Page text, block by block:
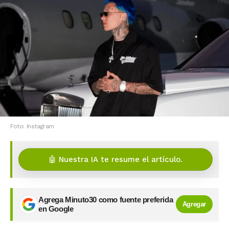
Foto: Instagram
🤖 Nuestra IA te resume el artículo.
Agrega Minuto30 como fuente preferida
en Google
Agregar